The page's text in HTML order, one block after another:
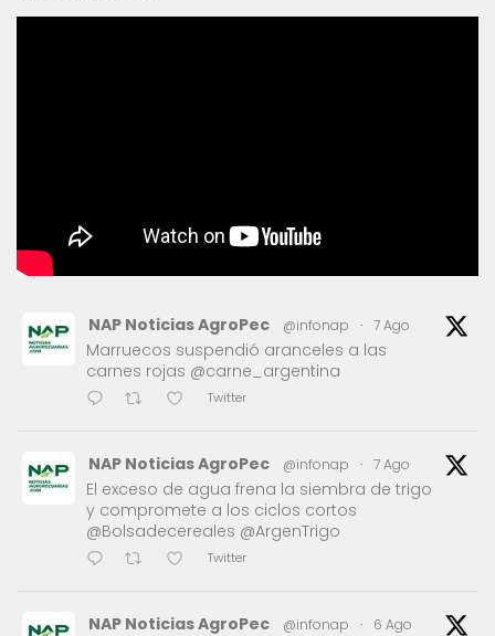
NAP Noticias AgroPec @infonap · 7 Ago
Marruecos suspendió aranceles a las
carnes rojas @carne_argentina
Twitter
NAP Noticias AgroPec @infonap · 7 Ago
El exceso de agua frena la siembra de trigo
y compromete a los ciclos cortos
@Bolsadecereales @ArgenTrigo
Twitter
NAP Noticias AgroPec @infonap · 6 Ago